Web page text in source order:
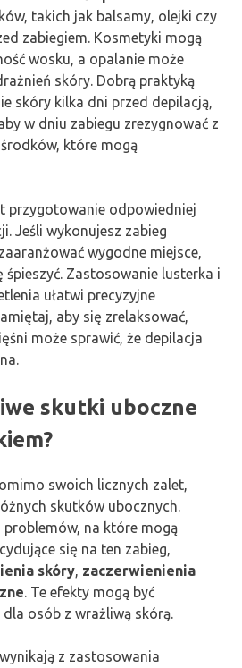
takich jak balsamy, olejki czy
zabiegiem. Kosmetyki mogą
wosku, a opalanie może
skóry. Dobrą praktyką
skóry kilka dni przed depilacją,
w dniu zabiegu zrezygnować z
które mogą
przygotowanie odpowiedniej
Jeśli wykonujesz zabieg
wygodne miejsce,
śpieszyć. Zastosowanie lusterka i
ułatwi precyzyjne
aby się zrelaksować,
może sprawić, że depilacja
skutki uboczne
swoich licznych zalet,
skutków ubocznych.
na które mogą
się na ten zabieg,
skóry zaczerwienienia
. Te efekty mogą być
osób z wrażliwą skórą.
z zastosowania